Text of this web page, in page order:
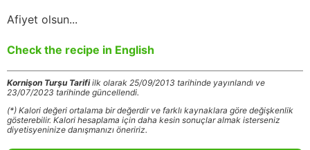
Afiyet olsun...
Check the recipe in English
Kornişon Turşu Tarifiilk olarak 25/09/2013 tarihinde yayınlandı ve
23/07/2023 tarihinde güncellendi.
(*) Kalori değeri ortalama bir değerdir ve farklı kaynaklara göre değişkenlik
gösterebilir. Kalori hesaplama için daha kesin sonuçlar almak isterseniz
diyetisyeninize danışmanızı öneririz.